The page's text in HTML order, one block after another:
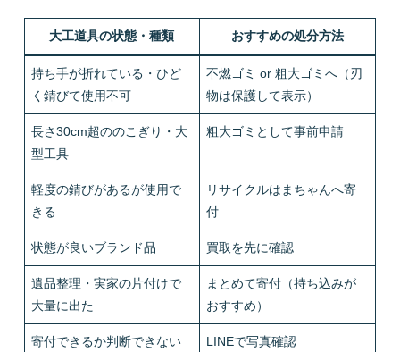
大工道具の状態・種類 おすすめの処分方法
持ち手が折れている・ひど
く錆びて使用不可
不燃ゴミ or 粗大ゴミへ（刃
物は保護して表示）
長さ30cm超ののこぎり・大
型工具
粗大ゴミとして事前申請
軽度の錆びがあるが使用で
きる
リサイクルはまちゃんへ寄
付
状態が良いブランド品 買取を先に確認
遺品整理・実家の片付けで
大量に出た
まとめて寄付（持ち込みが
おすすめ）
寄付できるか判断できない LINEで写真確認